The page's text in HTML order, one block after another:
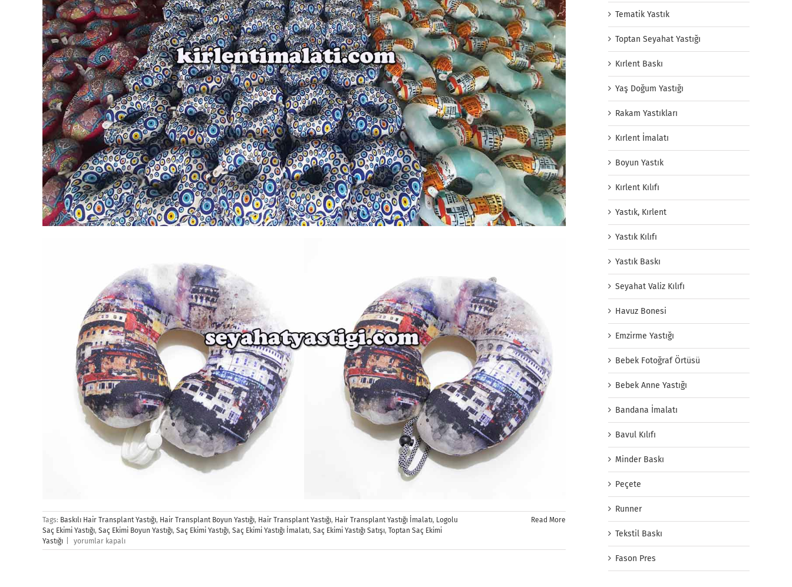
Tags: Baskılı Hair Transplant Yastığı, Hair Transplant Boyun Yastığı, Hair Transplant Yastığı, Hair Transplant Yastığı İmalatı, Logolu
Saç Ekimi Yastığı, Saç Ekimi Boyun Yastığı, Saç Ekimi Yastığı, Saç Ekimi Yastığı İmalatı, Saç Ekimi Yastığı Satışı, Toptan Saç Ekimi
Yastığı
Saç
Ekimi
yorumlar kapalı
Read More
Tematik Yastık
Toptan Seyahat Yastığı
Kırlent Baskı
Yaş Doğum Yastığı
Rakam Yastıkları
Kırlent İmalatı
Boyun Yastık
Kırlent Kılıfı
Yastık, Kırlent
Yastık Kılıfı
Yastık Baskı
Seyahat Valiz Kılıfı
Havuz Bonesi
Emzirme Yastığı
Bebek Fotoğraf Örtüsü
Bebek Anne Yastığı
Bandana İmalatı
Bavul Kılıfı
Minder Baskı
Peçete
Runner
Tekstil Baskı
Fason Pres